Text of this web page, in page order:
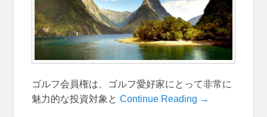
ゴルフ会員権は、ゴルフ愛好家にとって非常に
魅力的な投資対象とContinue Reading →